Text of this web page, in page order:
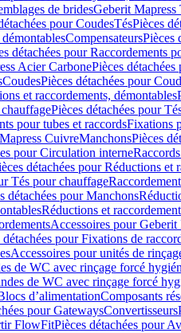
de bridesGeberit Mapress
pour CoudesTésPièces
CompensateursPièces
détachées pour Raccordements
Acier CarbonePièces
CoudesPièces détachées pour
et raccordements, démontables
Pièces détachées pour
pour tubes et raccordsFixations
CuivreManchonsPièces
pour Circulation interne
détachées pour Réductions et
Tés pour chauffage
détachées pour Manchons
Réductions et
Accessoires pour
détachées pour Fixations de
Accessoires pour unités de
de WC avec rinçage forcé
de WC avec rinçage forcé
d’alimentationComposants
pour GatewaysConvertisseurs
FlowFitPièces détachées pour